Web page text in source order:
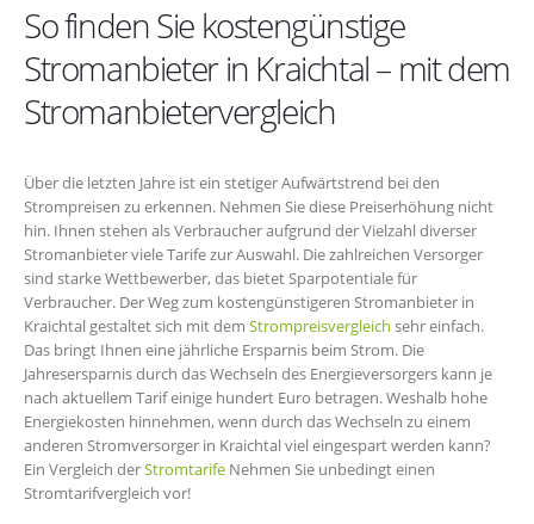
So finden Sie kostengünstige
Stromanbieter in Kraichtal – mit dem
Stromanbietervergleich
Über die letzten Jahre ist ein stetiger Aufwärtstrend bei den
Strompreisen zu erkennen. Nehmen Sie diese Preiserhöhung nicht
hin. Ihnen stehen als Verbraucher aufgrund der Vielzahl diverser
Stromanbieter viele Tarife zur Auswahl. Die zahlreichen Versorger
sind starke Wettbewerber, das bietet Sparpotentiale für
Verbraucher. Der Weg zum kostengünstigeren Stromanbieter in
Kraichtal gestaltet sich mit dem Strompreisvergleich sehr einfach.
Das bringt Ihnen eine jährliche Ersparnis beim Strom. Die
Jahresersparnis durch das Wechseln des Energieversorgers kann je
nach aktuellem Tarif einige hundert Euro betragen. Weshalb hohe
Energiekosten hinnehmen, wenn durch das Wechseln zu einem
anderen Stromversorger in Kraichtal viel eingespart werden kann?
Ein Vergleich derStromtarife Nehmen Sie unbedingt einen
Stromtarifvergleich vor!